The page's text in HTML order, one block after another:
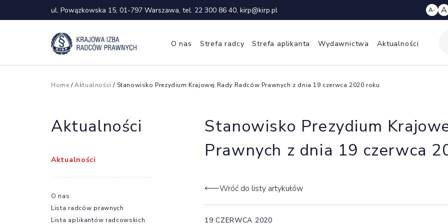
ul. Powązkowska 15, 01-797 Warszawa, tel. 22 300 86 40, kirp@kirp.pl A- A
O nas Strefa radcy Strefa aplikanta Wydawnictwa Aktualności
Home /Aktualności / Stanowisko Prezydium Krajowej Rady Radców Prawnych z dnia 19 czerwca 2020 roku
Stanowisko Prezydium
Prawnych z dnia 19 czerwca
Wróć do listy artykułów
19 CZERWCA 2020
Aktualności
Aktualności
O nas
Lista radców prawnych
Lista aplikantów radcowskich